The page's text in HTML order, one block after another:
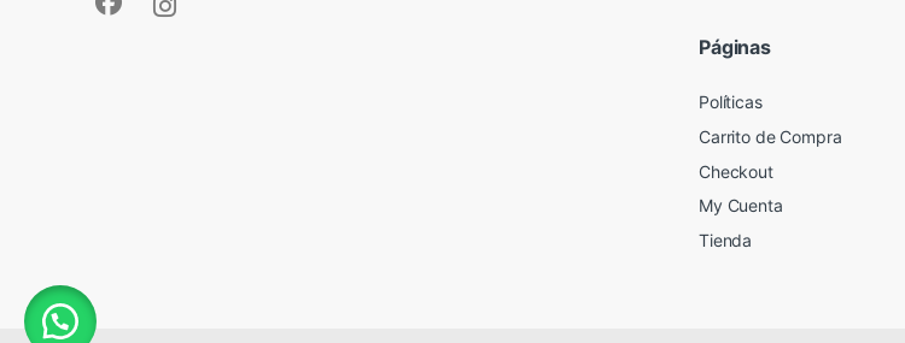
Páginas
Políticas
Carrito de Compra
Checkout
My Cuenta
Tienda